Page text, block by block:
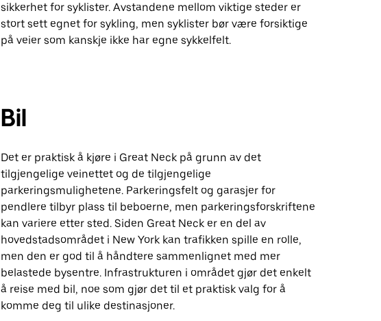
sikkerhet for syklister. Avstandene mellom viktige steder er
stort sett egnet for sykling, men syklister bør være forsiktige
på veier som kanskje ikke har egne sykkelfelt.
Bil
Det er praktisk å kjøre i Great Neck på grunn av det
tilgjengelige veinettet og de tilgjengelige
parkeringsmulighetene. Parkeringsfelt og garasjer for
pendlere tilbyr plass til beboerne, men parkeringsforskriftene
kan variere etter sted. Siden Great Neck er en del av
hovedstadsområdet i New York kan trafikken spille en rolle,
men den er god til å håndtere sammenlignet med mer
belastede bysentre. Infrastrukturen i området gjør det enkelt
å reise med bil, noe som gjør det til et praktisk valg for å
komme deg til ulike destinasjoner.